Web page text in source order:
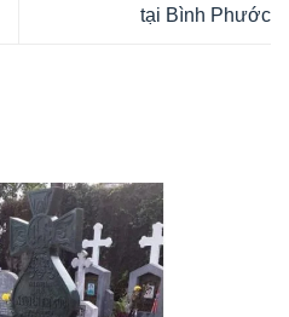
HẬU BÀNH MỘ ĐÁ KHÔNG MÁI
giản, giá tốt được ưa chuộng
liền khối dạng hậu bành vuông